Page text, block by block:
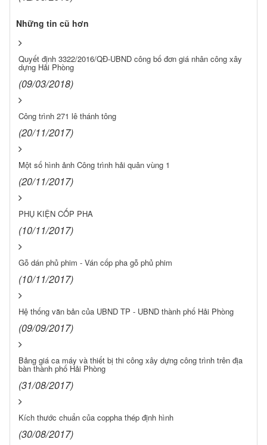
Những tin cũ hơn
Quyết định 3322/2016/QĐ-UBND công bố đơn giá nhân công xây
dựng Hải Phòng
(09/03/2018)
Công trình 271 lê thánh tông
(20/11/2017)
Một số hình ảnh Công trình hải quân vùng 1
(20/11/2017)
PHỤ KIỆN CỐP PHA
(10/11/2017)
Gỗ dán phủ phim - Ván cốp pha gỗ phủ phim
(10/11/2017)
Hệ thống văn bản của UBND TP - UBND thành phố Hải Phòng
(09/09/2017)
Bảng giá ca máy và thiết bị thi công xây dựng công trình trên địa
bàn thành phố Hải Phòng
(31/08/2017)
Kích thước chuẩn của coppha thép định hình
(30/08/2017)